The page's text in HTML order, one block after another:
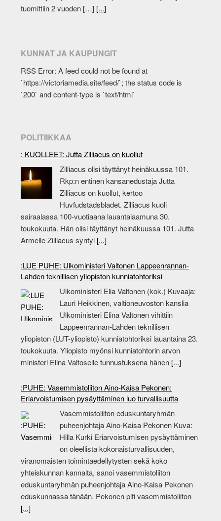
tuomittiin 2 vuoden […] [...]
KUNNAT JA KAUPUNGIT
RSS Error: A feed could not be found at
`https://victoriamedia.site/feed/`; the status code is
`200` and content-type is `text/html`
POLITIIKKAA
: KUOLLEET: Jutta Zilliacus on kuollut
Zilliacus olisi täyttänyt heinäkuussa 101.
Rkp:n entinen kansanedustaja Jutta
Zilliacus on kuollut, kertoo
Huvfudstadsbladet. Zilliacus kuoli
sairaalassa 100-vuotiaana lauantaiaamuna 30.
toukokuuta. Hän olisi täyttänyt heinäkuussa 101. Jutta
Armelle Zilliacus syntyi [...]
:LUE PUHE: Ulkoministeri Valtonen Lappeenrannan-
Lahden teknillisen yliopiston kunniatohtoriksi
Ulkoministeri Elia Valtonen (kok.) Kuvaaja:
Lauri Heikkinen, valtioneuvoston kanslia
Ulkoministeri Elina Valtonen vihittiin
Lappeenrannan-Lahden teknillisen
yliopiston (LUT-yliopisto) kunniatohtoriksi lauantaina 23.
toukokuuta. Yliopisto myönsi kunniatohtorin arvon
ministeri Elina Valtoselle tunnustuksena hänen [...]
:PUHE: Vasemmistoliiton Aino-Kaisa Pekonen:
Eriarvoistumisen pysäyttäminen luo turvallisuutta
Vasemmistoliiton eduskuntaryhmän
puheenjohtaja Aino-Kaisa Pekonen Kuva:
Hilla Kurki Eriarvoistumisen pysäyttäminen
on oleellista kokonaisturvallisuuden,
viranomaisten toimintaedellytysten sekä koko
yhteiskunnan kannalta, sanoi vasemmistoliiton
eduskuntaryhmän puheenjohtaja Aino-Kaisa Pekonen
eduskunnassa tänään. Pekonen piti vasemmistoliiton
[...]